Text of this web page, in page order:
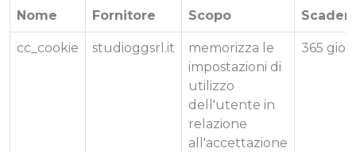
Nome Fornitore Scopo
cc_cookie studioggsrl.it
memorizza le
impostazioni di
utilizzo
dell'utente in
relazione
all'accettazione
365